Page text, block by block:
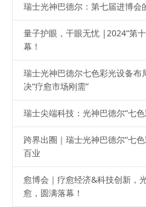
瑞士光神巴德尔：第七届进博会
量子护眼，干眼无忧 |2024“第
幕！
瑞士光神巴德尔七色彩光设备布
决“疗愈市场刚需”
瑞士尖端科技：光神巴德尔“七
跨界出圈｜瑞士光神巴德尔“七
百业
愈博会｜疗愈经济&科技创新，
愈，圆满落幕！